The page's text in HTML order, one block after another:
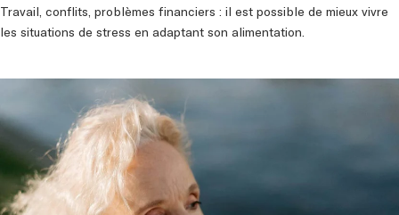
Travail, conflits, problèmes financiers : il est possible de mieux vivre
les situations de stress en adaptant son alimentation.